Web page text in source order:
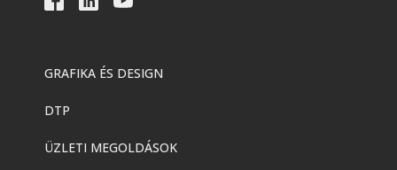
GRAFIKA ÉS DESIGN
DTP
ÜZLETI MEGOLDÁSOK